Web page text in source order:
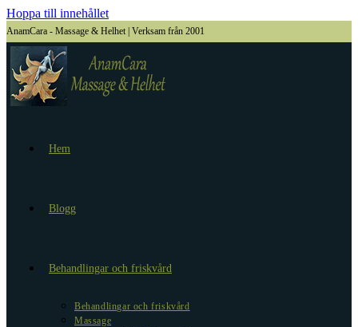
Hoppa till innehållet
AnamCara - Massage & Helhet | Verksam från 2001
Hem
Blogg
Behandlingar och friskvård
Behandlingar och friskvård
Massage